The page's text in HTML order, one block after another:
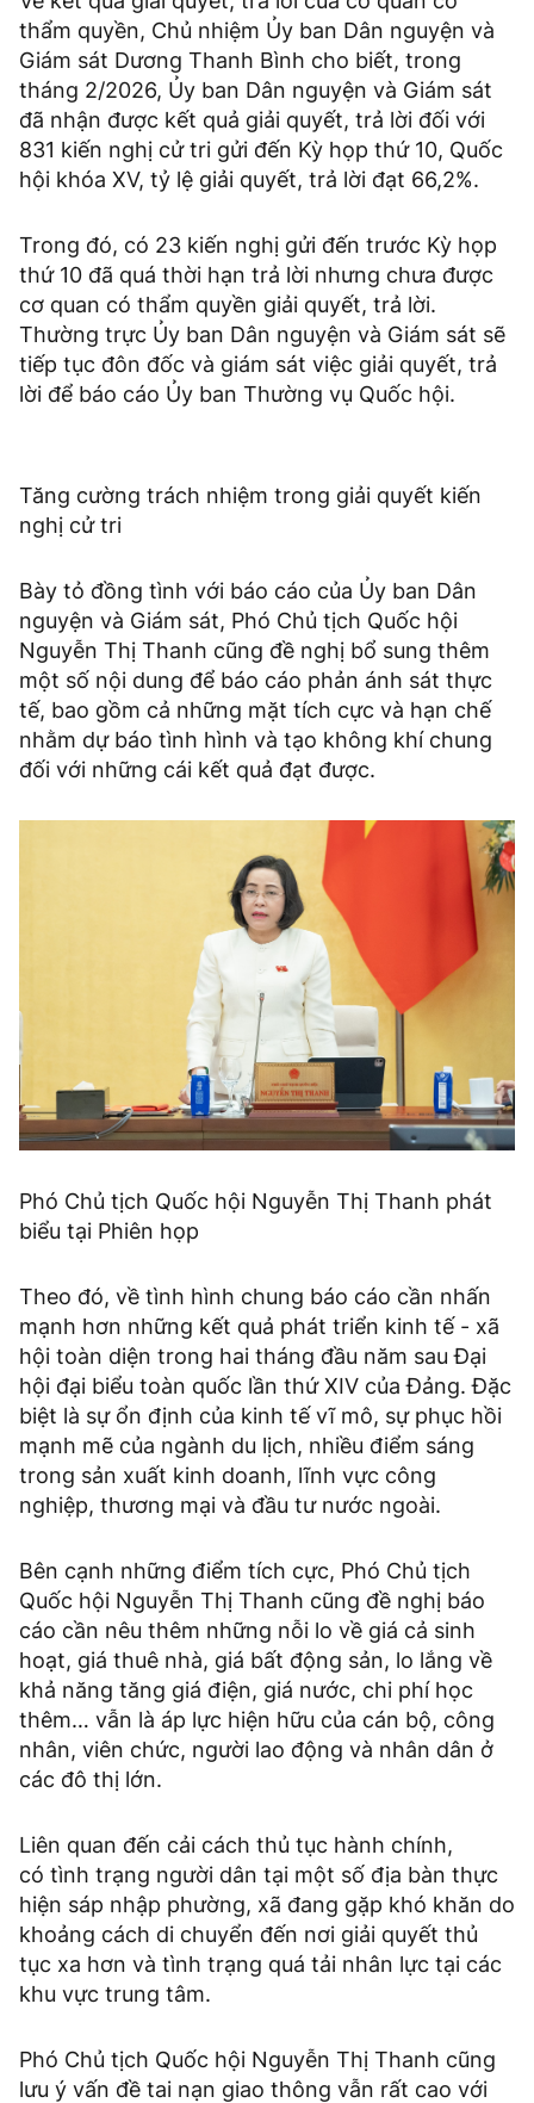
thẩm quyền, Chủ nhiệm Ủy ban Dân nguyện và
Giám sát Dương Thanh Bình cho biết, trong
tháng 2/2026, Ủy ban Dân nguyện và Giám sát
đã nhận được kết quả giải quyết, trả lời đối với
831 kiến nghị cử tri gửi đến Kỳ họp thứ 10, Quốc
hội khóa XV, tỷ lệ giải quyết, trả lời đạt 66,2%.
Trong đó, có 23 kiến nghị gửi đến trước Kỳ họp
thứ 10 đã quá thời hạn trả lời nhưng chưa được
cơ quan có thẩm quyền giải quyết, trả lời.
Thường trực Ủy ban Dân nguyện và Giám sát sẽ
tiếp tục đôn đốc và giám sát việc giải quyết, trả
lời để báo cáo Ủy ban Thường vụ Quốc hội.
Tăng cường trách nhiệm trong giải quyết kiến
nghị cử tri
Bày tỏ đồng tình với báo cáo của Ủy ban Dân
nguyện và Giám sát, Phó Chủ tịch Quốc hội
Nguyễn Thị Thanh cũng đề nghị bổ sung thêm
một số nội dung để báo cáo phản ánh sát thực
tế, bao gồm cả những mặt tích cực và hạn chế
nhằm dự báo tình hình và tạo không khí chung
đối với những cái kết quả đạt được.
Phó Chủ tịch Quốc hội Nguyễn Thị Thanh phát
biểu tại Phiên họp
Theo đó, về tình hình chung báo cáo cần nhấn
mạnh hơn những kết quả phát triển kinh tế - xã
hội toàn diện trong hai tháng đầu năm sau Đại
hội đại biểu toàn quốc lần thứ XIV của Đảng. Đặc
biệt là sự ổn định của kinh tế vĩ mô, sự phục hồi
mạnh mẽ của ngành du lịch, nhiều điểm sáng
trong sản xuất kinh doanh, lĩnh vực công
nghiệp, thương mại và đầu tư nước ngoài.
Bên cạnh những điểm tích cực, Phó Chủ tịch
Quốc hội Nguyễn Thị Thanh cũng đề nghị báo
cáo cần nêu thêm những nỗi lo về giá cả sinh
hoạt, giá thuê nhà, giá bất động sản, lo lắng về
khả năng tăng giá điện, giá nước, chi phí học
thêm… vẫn là áp lực hiện hữu của cán bộ, công
nhân, viên chức, người lao động và nhân dân ở
các đô thị lớn.
Liên quan đến cải cách thủ tục hành chính,
có tình trạng người dân tại một số địa bàn thực
hiện sáp nhập phường, xã đang gặp khó khăn do
khoảng cách di chuyển đến nơi giải quyết thủ
tục xa hơn và tình trạng quá tải nhân lực tại các
khu vực trung tâm.
Phó Chủ tịch Quốc hội Nguyễn Thị Thanh cũng
lưu ý vấn đề tai nạn giao thông vẫn rất cao với